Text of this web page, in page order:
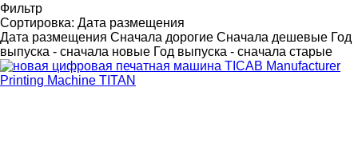
Фильтр
Сортировка: Дата размещения
Дата размещения Сначала дорогие Сначала дешевые Год
выпуска - сначала новые Год выпуска - сначала старые